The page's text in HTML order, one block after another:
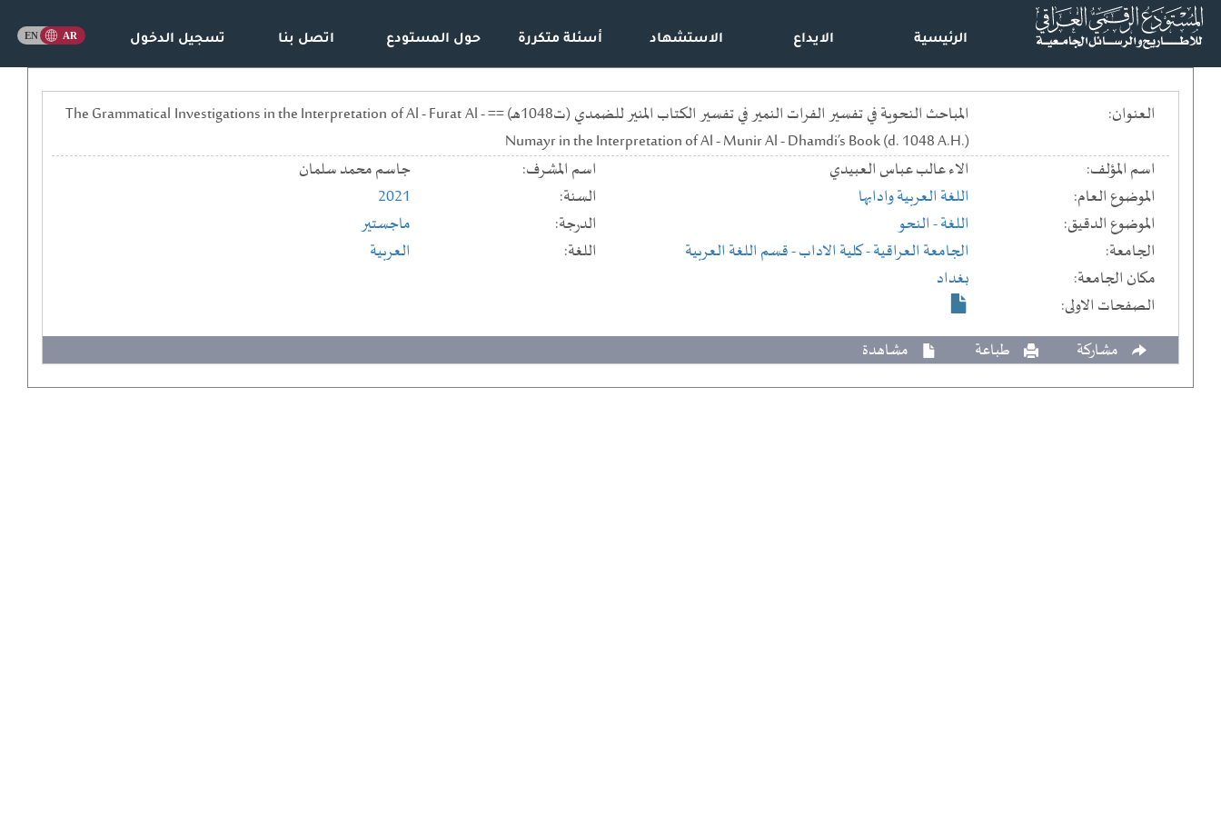
الرئيسية الايداع الاستشهاد أسئلة متكررة حول المستودع اتصل بنا تسجيل الدخول
العنوان:
المباحث النحوية في تفسير الفرات النمير في تفسير الكتاب المنير للضمدي (ت1048هـ) == The Grammatical Investigations in the Interpretation of Al - Furat Al -
Numayr in the Interpretation of Al - Munir Al - Dhamdi’s Book (d. 1048 A.H.)
اسم المؤلف:
الاء عالب عباس العبيدي اسم المشرف:
جاسم محمد سلمان
الموضوع العام:
اللغة العربية وادابها السنة:
2021
الموضوع الدقيق:
اللغة - النحو الدرجة:
ماجستير
الجامعة:
الجامعة العراقية- كلية الاداب- قسم اللغة العربية اللغة:
العربية
مكان الجامعة:
بغداد
الصفحات الاولى:
مشاركة
طباعة مشاهدة